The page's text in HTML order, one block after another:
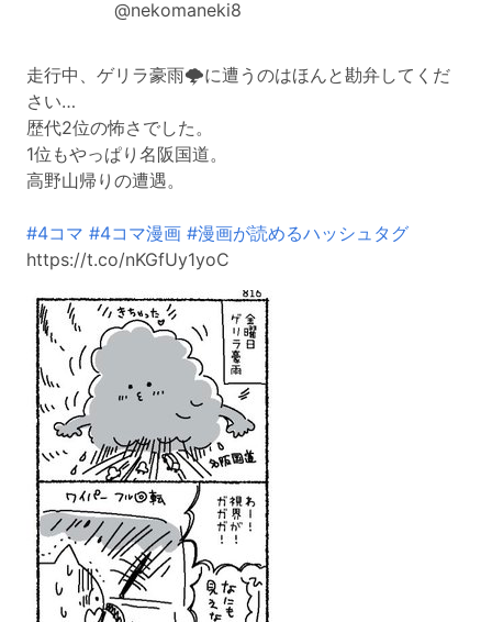
@nekomaneki8
走行中、ゲリラ豪雨🌩️に遭うのはほんと勘弁してくだ
さい…
歴代2位の怖さでした。
1位もやっぱり名阪国道。
高野山帰りの遭遇。
#4コマ #4コマ漫画 #漫画が読めるハッシュタグ
https://t.co/nKGfUy1yoC